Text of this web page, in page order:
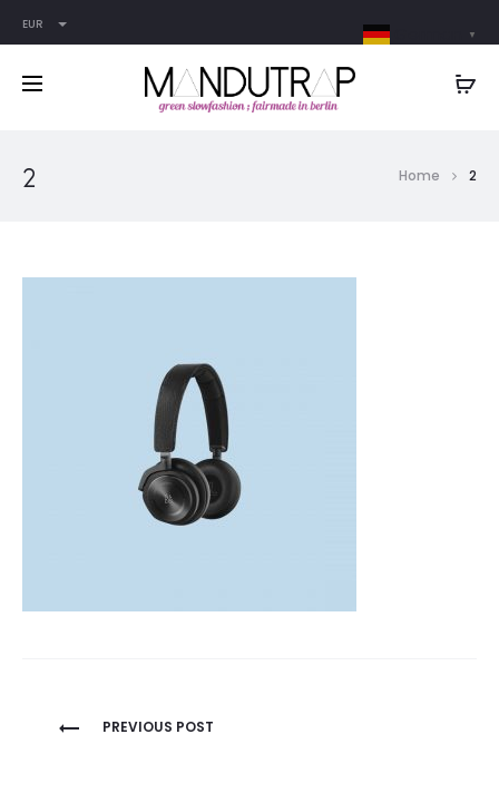
EUR
2 Home 2
Beitragsnavigation
PREVIOUS POST
▼